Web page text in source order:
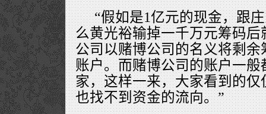
“假如是1亿元的现金，跟
么黄光裕输掉一千万元筹码
公司以赌博公司的名义将剩
账户。而赌博公司的账户一
家，这样一来，大家看到的
也找不到资金的流向。”